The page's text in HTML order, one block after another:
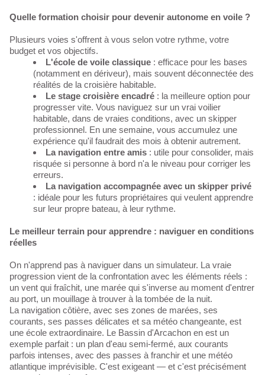
Quelle formation choisir pour devenir autonome en voile ?
Plusieurs voies s'offrent à vous selon votre rythme, votre
budget et vos objectifs.
L'école de voile classique : efficace pour les bases
(notamment en dériveur), mais souvent déconnectée des
réalités de la croisière habitable.
Le stage croisière encadré : la meilleure option pour
progresser vite. Vous naviguez sur un vrai voilier
habitable, dans de vraies conditions, avec un skipper
professionnel. En une semaine, vous accumulez une
expérience qu'il faudrait des mois à obtenir autrement.
La navigation entre amis : utile pour consolider, mais
risquée si personne à bord n'a le niveau pour corriger les
erreurs.
La navigation accompagnée avec un skipper privé
: idéale pour les futurs propriétaires qui veulent apprendre
sur leur propre bateau, à leur rythme.
Le meilleur terrain pour apprendre : naviguer en conditions
réelles
On n'apprend pas à naviguer dans un simulateur. La vraie
progression vient de la confrontation avec les éléments réels :
un vent qui fraîchit, une marée qui s'inverse au moment d'entrer
au port, un mouillage à trouver à la tombée de la nuit.
La navigation côtière, avec ses zones de marées, ses
courants, ses passes délicates et sa météo changeante, est
une école extraordinaire. Le Bassin d'Arcachon en est un
exemple parfait : un plan d'eau semi-fermé, aux courants
parfois intenses, avec des passes à franchir et une météo
atlantique imprévisible. C'est exigeant — et c'est précisément